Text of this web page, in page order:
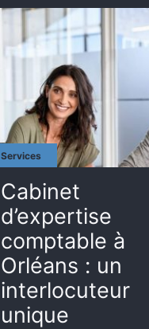
Services
Cabinet
d’expertise
comptable à
Orléans : un
interlocuteur
unique